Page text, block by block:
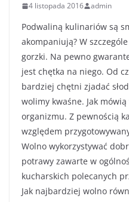
4 listopada 2016 admin
Podwaliną kulinariów są
akompaniują? W
gorzki. Na pewno
jest chętka na niego. Od
bardziej chętni zjadać
wolimy kwaśne. Jak
organizmu. Z pewnością
względem
Wolno wykorzystywać
potrawy zawarte w
kucharskich polecanych
Jak najbardziej wolno